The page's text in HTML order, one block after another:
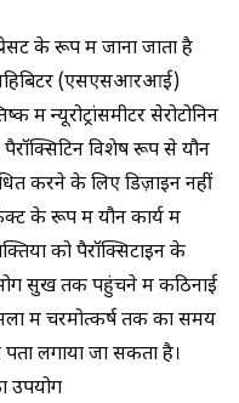
के रूप में जाना जाता है
(एसएसआरआई)
न्यूरोट्रांसमीटर सेरोटोनिन
विशेष रूप से यौन
करने के लिए डिज़ाइन नहीं
के रूप में यौन कार्य में
को पैरॉक्सिटाइन के
सुख तक पहुंचने में कठिनाई
में चरमोत्कर्ष तक का समय
लगाया जा सकता है।
उपयोग